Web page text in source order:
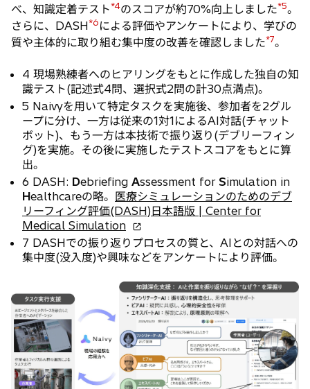
べ、知識定着テスト*4のスコアが約70%向上しました*5。
さらに、DASH*6 による評価やアンケートにより、学びの
質や主体的に取り組む集中度の改善を確認しました*7。
4 現場熟練者へのヒアリングをもとに作成した独自の知
識テスト(記述式4問、選択式2問の計30点満点)。
5 Naivyを用いて特定タスクを実施後、参加者を2グル
ープに分け、一方は従来の1対1によるAI対話(チャット
ボット)、もう一方は本技術で振り返り(デブリーフィン
グ)を実施。その後に実施したテストスコアをもとに算
出。
6 DASH: Debriefing Assessment for Simulation in
Healthcareの略。 医療シミュレーションのためのデブ
リーフィング評価(DASH)日本語版 | Center for
Medical Simulation新
し
い
ブ
で
開
く
7 DASHでの振り返りプロセスの質と、AIとの対話への
集中度(没入度)や興味などをアンケートにより評価。